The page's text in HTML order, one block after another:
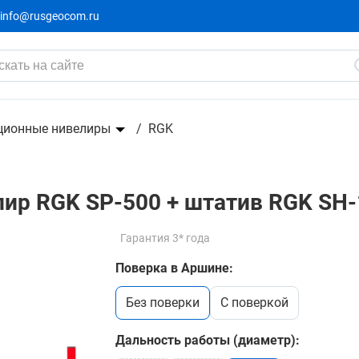
info@rusgeocom.ru
нивелиры RGK
RGK SP-500 + штатив RGK
Гарантия 3* года
Поверка в Аршине:
без поверки c поверкой
Дальность работы (диаметр):
RGK SH-170,